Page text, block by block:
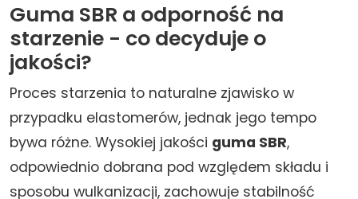
Guma SBR a odporność na
starzenie - co decyduje o
jakości?
Proces starzenia to naturalne zjawisko w
przypadku elastomerów, jednak jego tempo
bywa różne. Wysokiej jakości guma SBR,
odpowiednio dobrana pod względem składu i
sposobu wulkanizacji, zachowuje stabilność